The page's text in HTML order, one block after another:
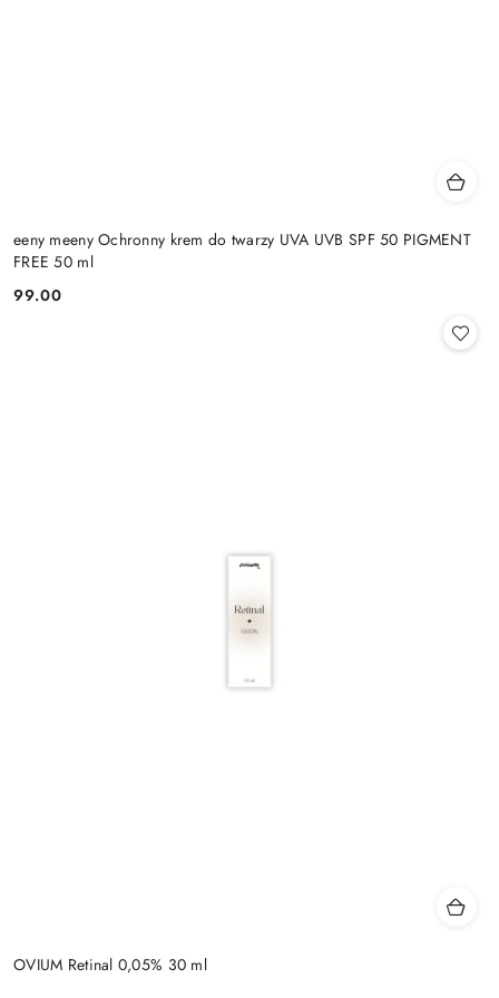
eeny meeny Ochronny krem do twarzy UVA UVB SPF 50 PIGMENT
FREE 50 ml
Cena:
99.00
OVIUM Retinal 0,05% 30 ml